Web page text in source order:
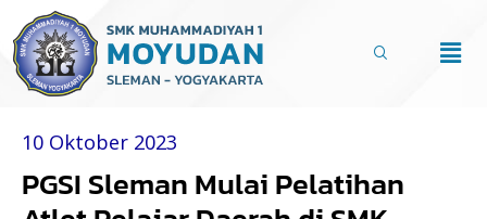
Lewati
konten
10 Oktober 2023
PGSI Sleman Mulai Pelatihan